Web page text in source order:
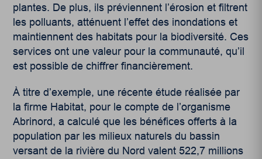
plantes. De plus, ils préviennent l’érosion et filtrent
les polluants, atténuent l’effet des inondations et
maintiennent des habitats pour la biodiversité. Ces
services ont une valeur pour la communauté, qu’il
est possible de chiffrer financièrement.
À titre d’exemple, une récente étude réalisée par
la firme Habitat, pour le compte de l’organisme
Abrinord, a calculé que les bénéfices offerts à la
population par les milieux naturels du bassin
versant de la rivière du Nord valent 522,7 millions